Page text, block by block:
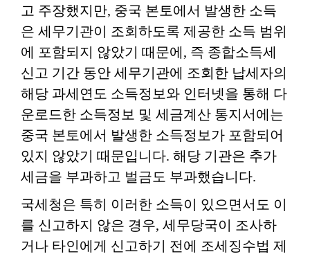
고 주장했지만, 중국 본토에서 발생한 소득
은 세무기관이 조회하도록 제공한 소득 범위
에 포함되지 않았기 때문에, 즉 종합소득세
신고 기간 동안 세무기관에 조회한 납세자의
해당 과세연도 소득정보와 인터넷을 통해 다
운로드한 소득정보 및 세금계산 통지서에는
중국 본토에서 발생한 소득정보가 포함되어
있지 않았기 때문입니다. 해당 기관은 추가
세금을 부과하고 벌금도 부과했습니다.
국세청은 특히 이러한 소득이 있으면서도 이
를 신고하지 않은 경우, 세무당국이 조사하
거나 타인에게 신고하기 전에 조세징수법 제